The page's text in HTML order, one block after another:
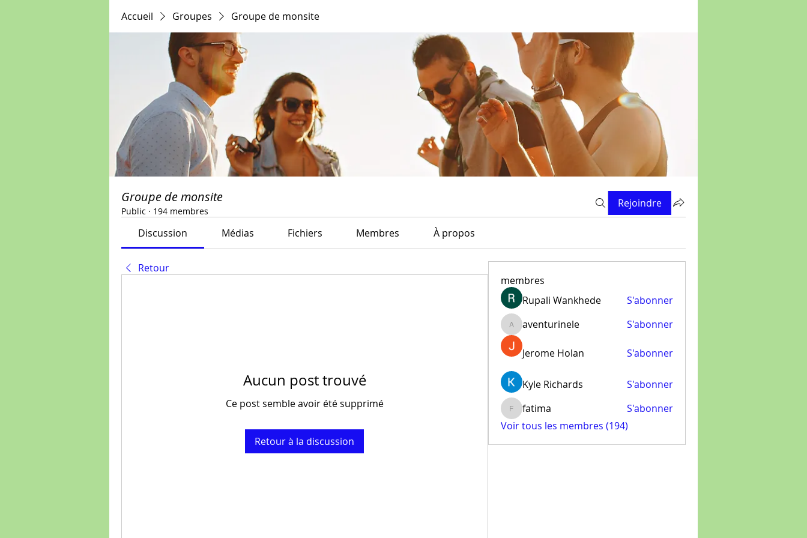
Accueil Groupes Groupe de monsite
Groupe de monsite
Public · 194 membres
Rejoindre
Discussion Médias Fichiers Membres À propos
Retour
Aucun post trouvé
Ce post semble avoir été supprimé
Retour à la discussion
membres
Rupali Wankhede
S'abonner
aventurinele
aventurinele S'abonner
Jerome Holan S'abonner
Kyle Richards S'abonner
fatima
fatima
S'abonner
Voir tous les membres (194)